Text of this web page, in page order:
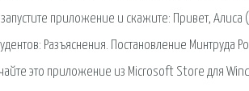
запустите приложение и скажите: Привет,
Разъяснения. Постановление
это приложение из Microsoft Store для